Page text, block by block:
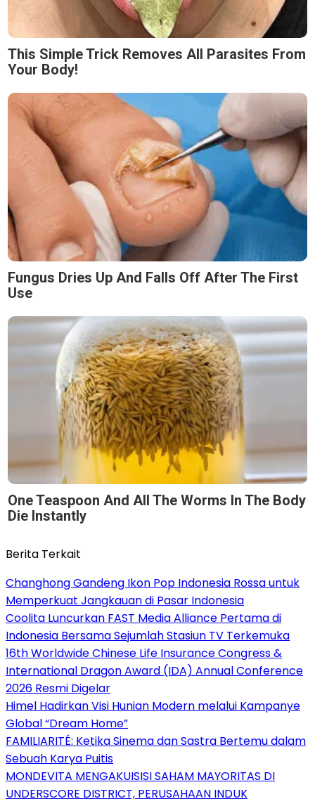
This Simple Trick Removes All Parasites From
Your Body!
Fungus Dries Up And Falls Off After The First
Use
One Teaspoon And All The Worms In The Body
Die Instantly
Berita Terkait
Changhong Gandeng Ikon Pop Indonesia Rossa untuk
Memperkuat Jangkauan di Pasar Indonesia
Coolita Luncurkan FAST Media Alliance Pertama di
Indonesia Bersama Sejumlah Stasiun TV Terkemuka
16th Worldwide Chinese Life Insurance Congress &
International Dragon Award (IDA) Annual Conference
2026 Resmi Digelar
Himel Hadirkan Visi Hunian Modern melalui Kampanye
Global “Dream Home”
FAMILIARITÉ: Ketika Sinema dan Sastra Bertemu dalam
Sebuah Karya Puitis
MONDEVITA MENGAKUISISI SAHAM MAYORITAS DI
UNDERSCORE DISTRICT, PERUSAHAAN INDUK